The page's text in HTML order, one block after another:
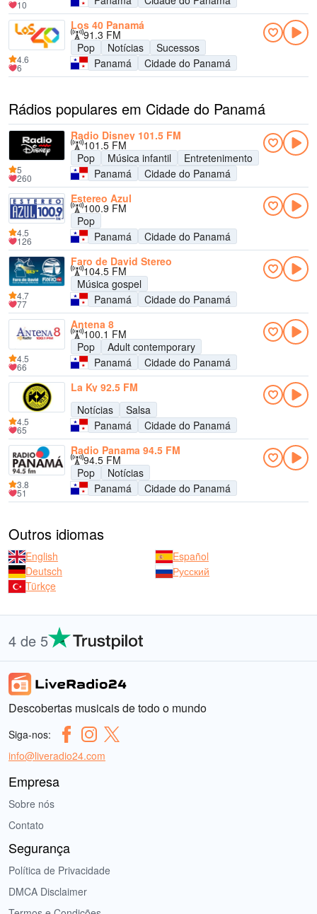
10
Los 40 Panamá
91.3 FM
Pop
Notícias
Sucessos
Panamá
Cidade do Panamá
4.6
6
Rádios populares em Cidade do Panamá
Radio Disney 101.5 FM
101.5 FM
Pop
Música infantil
Entretenimento
Panamá
Cidade do Panamá
5
260
Estereo Azul
100.9 FM
Pop
Panamá
Cidade do Panamá
4.5
126
Faro de David Stereo
104.5 FM
Música gospel
Panamá
Cidade do Panamá
4.7
77
Antena 8
100.1 FM
Pop
Adult contemporary
Panamá
Cidade do Panamá
4.5
66
La Ky 92.5 FM
Notícias
Salsa
Panamá
Cidade do Panamá
4.5
65
Radio Panama 94.5 FM
94.5 FM
Pop
Notícias
Panamá
Cidade do Panamá
3.8
51
Outros idiomas
English
Español
Deutsch
Русский
Türkçe
4 de 5
Descobertas musicais de todo o mundo
Siga-nos:
info@liveradio24.com
Empresa
Sobre nós
Contato
Segurança
Política de Privacidade
DMCA Disclaimer